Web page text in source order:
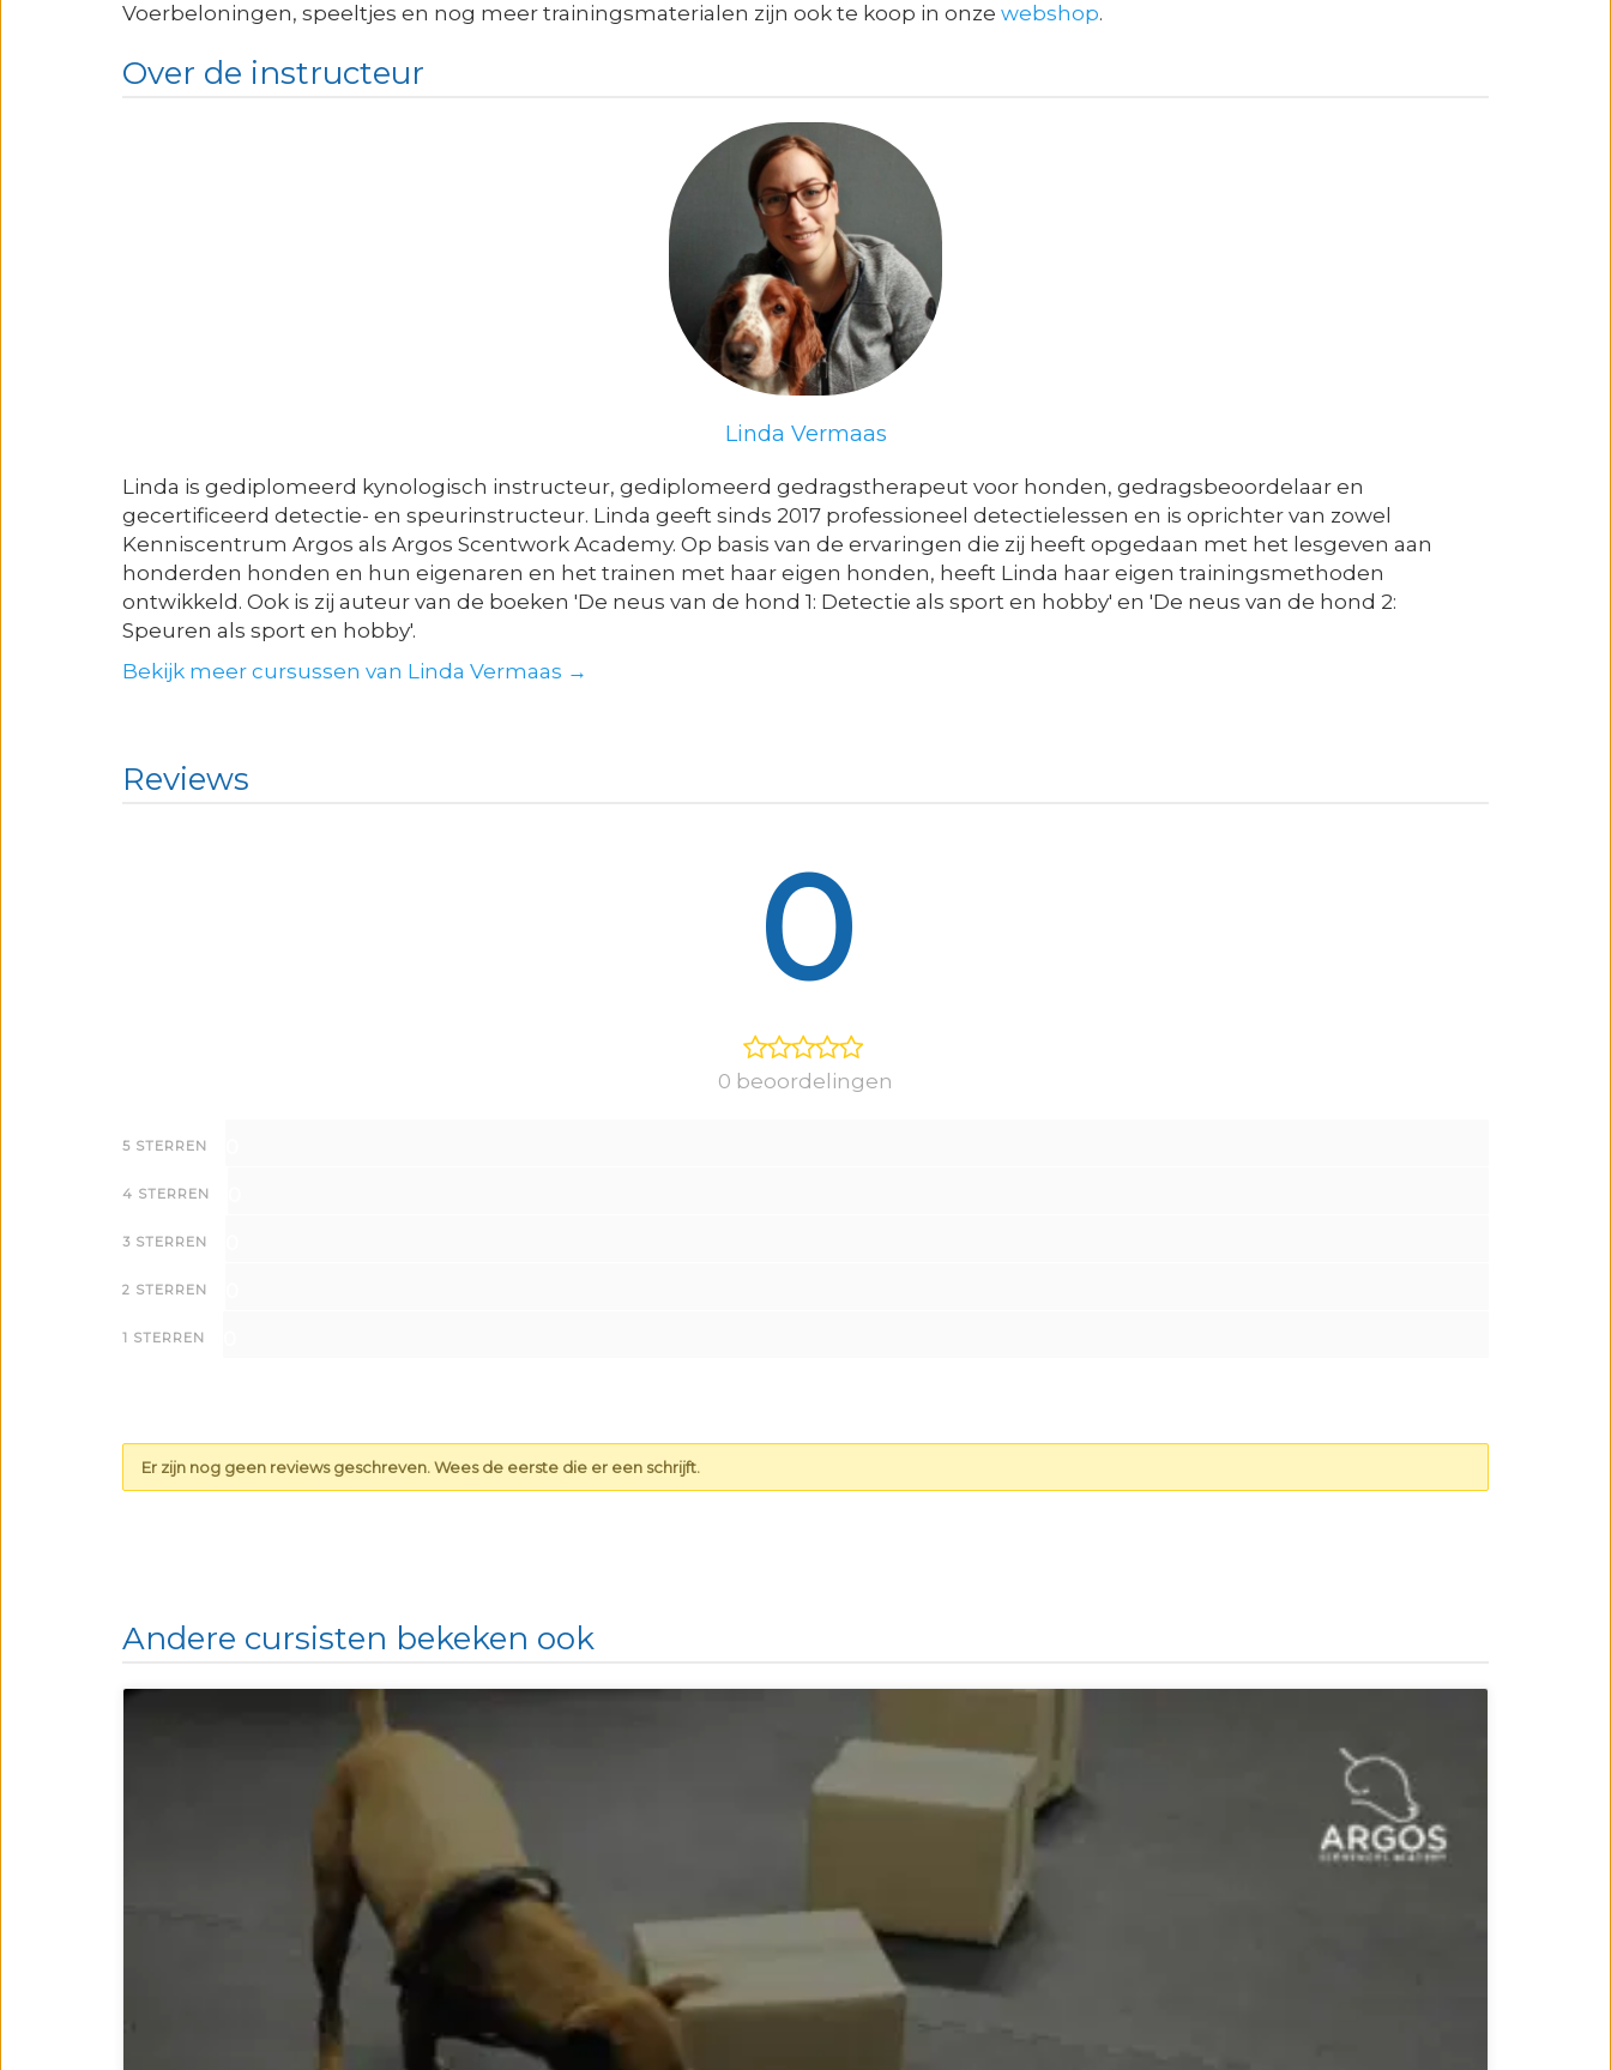
Voerbeloningen, speeltjes en nog meer trainingsmaterialen zijn ook te koop in onze webshop.
Over de instructeur
Linda Vermaas
Linda is gediplomeerd kynologisch instructeur, gediplomeerd gedragstherapeut voor honden, gedragsbeoordelaar en
gecertificeerd detectie- en speurinstructeur. Linda geeft sinds 2017 professioneel detectielessen en is oprichter van zowel
Kenniscentrum Argos als Argos Scentwork Academy. Op basis van de ervaringen die zij heeft opgedaan met het lesgeven aan
honderden honden en hun eigenaren en het trainen met haar eigen honden, heeft Linda haar eigen trainingsmethoden
ontwikkeld. Ook is zij auteur van de boeken 'De neus van de hond 1: Detectie als sport en hobby' en 'De neus van de hond 2:
Speuren als sport en hobby'.
Bekijk meer cursussen van Linda Vermaas →
Reviews
0
0 beoordelingen
5 STERREN
4 STERREN
3 STERREN
2 STERREN
1 STERREN
Er zijn nog geen reviews geschreven. Wees de eerste die er een schrijft.
Andere cursisten bekeken ook